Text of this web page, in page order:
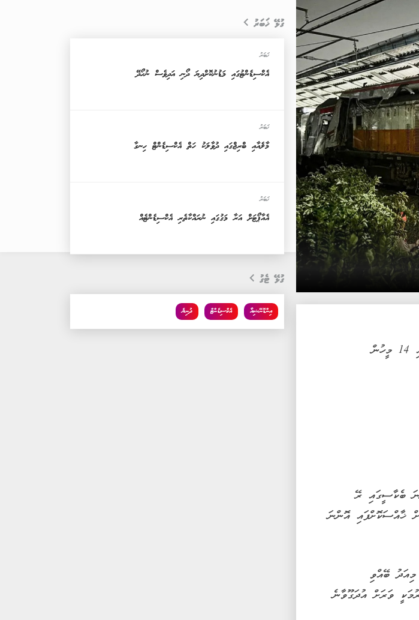
އިންޑޮނޭޝިއާގެ ވެރިރަށް ޖަކާޓާ ކައިރީގައި ދެ ރޭލު ޖެހި ހިނގި ހާދިސާއެއްގައި 14 މީހުން
އޮންނަ ބެކާސީގައި ރޭ
ޚާއްސަކޮށްފައި އޮންނަ
ބޭއްވި
ވަރަށް އުދަގޫވާނެ
ގުޅޭ ޚަބަރު
ޚަބަރު
އެކްސިޑެންޓުގައި މަޑުނުކޮށްދިޔަ ދޯނި އަދިވެސް ނުހޯދޭ
ޚަބަރު
މާލެއާއި ބްރިޖްގައި ދުވާލަކު ހަތް އެކްސިޑެންޓް ހިނގާ
ޚަބަރު
އެއާޕޯޓަށް އަރާ މަގުގައި ނުރައްކާތެރި އެކްސިޑެންޓެއް
ގުޅޭ ޓެގު
ދުނިޔެ އެކްސިޑެންޓް އިންޑޮނޭޝިއާ